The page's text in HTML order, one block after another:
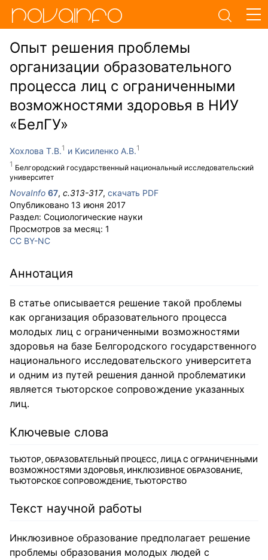
Опыт решения проблемы
организации образовательного
процесса лиц с ограниченными
возможностями здоровья в НИУ
«БелГУ»
Хохлова Т.В.
Белгородский государственный национальный исследовательский
университет
Кисиленко А.В.
NovaInfo 67, с.313-317, скачать PDF
Опубликовано 13 июня 2017
Раздел: Социологические науки
Просмотров за месяц: 1
CC BY-NC
Аннотация
В статье описывается решение такой проблемы
как организация образовательного процесса
молодых лиц с ограниченными возможностями
здоровья на базе Белгородского государственного
национального исследовательского университета
и одним из путей решения данной проблематики
является тьюторское сопровождение указанных
лиц.
Ключевые слова
ТЬЮТОР, ОБРАЗОВАТЕЛЬНЫЙ ПРОЦЕСС, ЛИЦА С ОГРАНИЧЕННЫМИ
ВОЗМОЖНОСТЯМИ ЗДОРОВЬЯ, ИНКЛЮЗИВНОЕ ОБРАЗОВАНИЕ,
ТЬЮТОРСКОЕ СОПРОВОЖДЕНИЕ, ТЬЮТОРСТВО
Текст научной работы
Инклюзивное образование предполагает решение
проблемы образования молодых людей с